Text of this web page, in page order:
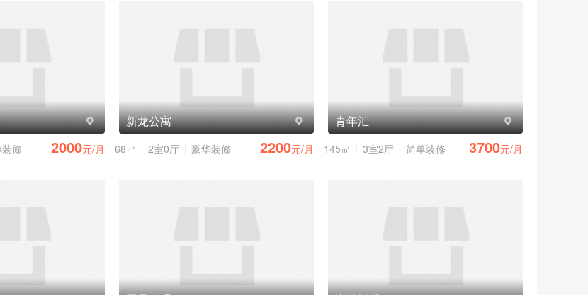
修 2000元/月
新龙公寓
68㎡ 2室0厅 豪华装修 2200元/月
青年汇
145㎡ 3室2厅 简单装修 3700元/月